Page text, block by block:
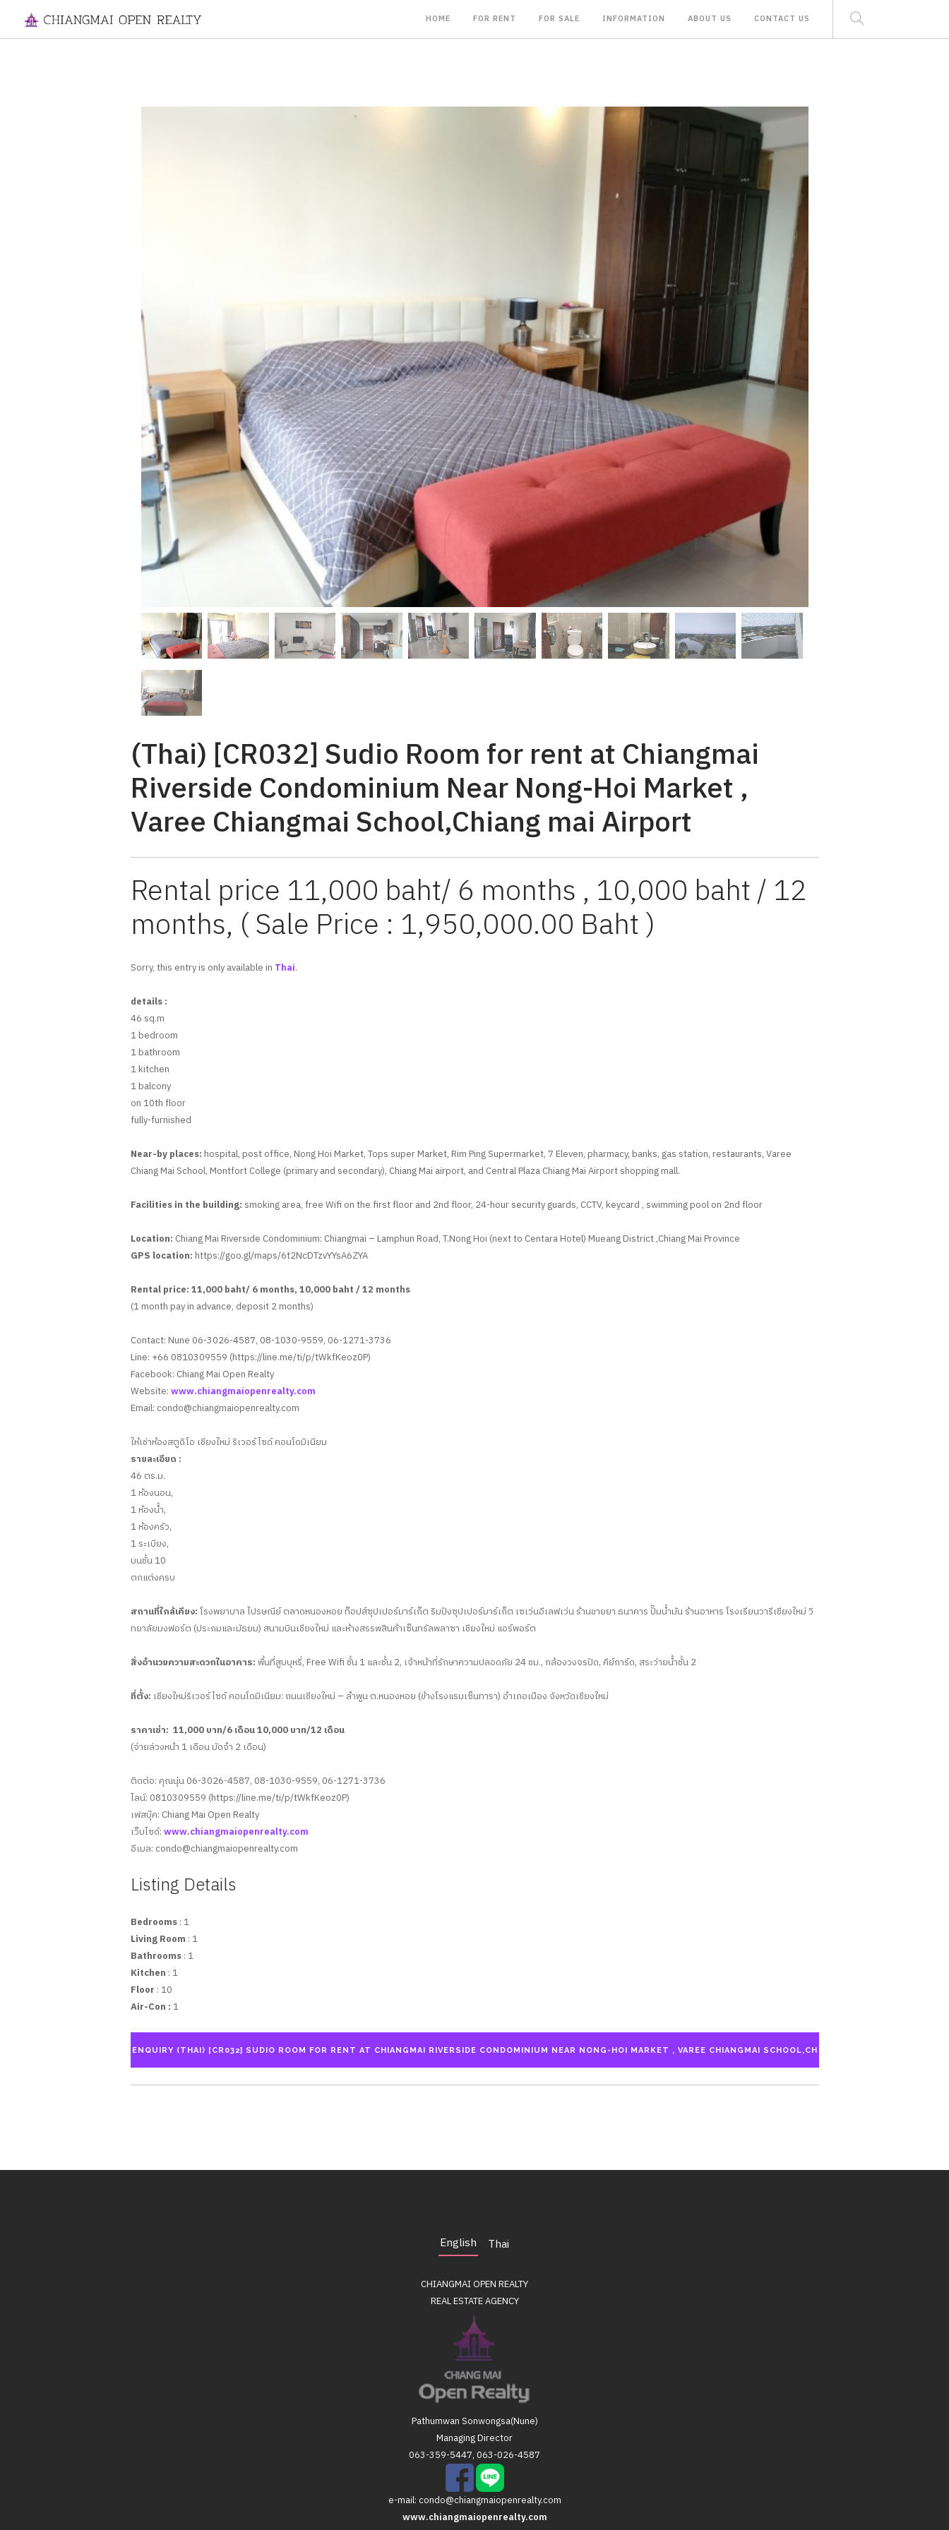
HOME FOR RENT FOR SALE INFORMATION ABOUT US CONTACT US
(Thai) [CR032] Sudio Room for rent at Chiangmai
Riverside Condominium Near Nong-Hoi Market ,
Varee Chiangmai School,Chiang mai Airport
Rental price 11,000 baht/ 6 months , 10,000 baht / 12
months, ( Sale Price : 1,950,000.00 Baht )
Sorry, this entry is only available in Thai.
details :
46 sq.m
1 bedroom
1 bathroom
1 kitchen
1 balcony
on 10th floor
fully-furnished
Near-by places:hospital, post office, Nong Hoi Market, Tops super Market, Rim Ping Supermarket, 7 Eleven, pharmacy, banks, gas station, restaurants, Varee
Chiang Mai School, Montfort College (primary and secondary), Chiang Mai airport, and Central Plaza Chiang Mai Airport shopping mall.
Facilities in the building: smoking area, free Wifi on the first floor and 2nd floor, 24-hour security guards, CCTV, keycard , swimming pool on 2nd floor
Location: Chiang Mai Riverside Condominium: Chiangmai – Lamphun Road, T.Nong Hoi (next to Centara Hotel) Mueang District ,Chiang Mai Province
GPS location:https://goo.gl/maps/6t2NcDTzvYYsA6ZYA
Rental price: 11,000 baht/ 6 months, 10,000 baht / 12 months
(1 month pay in advance, deposit 2 months)
Contact: Nune 06-3026-4587, 08-1030-9559, 06-1271-3736
Line: +66 0810309559 (https://line.me/ti/p/tWkfKeoz0P)
Facebook: Chiang Mai Open Realty
Website:www.chiangmaiopenrealty.com
Email: condo@chiangmaiopenrealty.com
ให้เช่าห้องสตูดิโอ เชียงใหม่ ริเวอร์ไซด์ คอนโดมิเนียม
รายละเอียด :
46 ตร.ม.
1 ห้องนอน,
1 ห้องน้ำ,
1 ห้องครัว,
1 ระเบียง,
บนชั้น 10
ตกแต่งครบ
สถานที่ใกล้เคียง:โรงพยาบาล ไปรษณีย์ ตลาดหนองหอย ท็อปส์ซุปเปอร์มาร์เก็ต ริมปิงซุปเปอร์มาร์เก็ต เซเว่นอีเลฟเว่น ร้านขายยา ธนาคาร ปั๊มน้ำมัน ร้านอาหาร โรงเรียนวารีเชียงใหม่ วิ
ทยาลัยมงฟอร์ต (ประถมและมัธยม) สนามบินเชียงใหม่ และห้างสรรพสินค้าเซ็นทรัลพลาซา เชียงใหม่ แอร์พอร์ต
สิ่งอำนวยความสะดวกในอาคาร: พื้นที่สูบบุหรี่, Free Wifi ชั้น 1 และชั้น 2, เจ้าหน้าที่รักษาความปลอดภัย 24 ชม., กล้องวงจรปิด, คีย์การ์ด, สระว่ายน้ำชั้น 2
ที่ตั้ง: เชียงใหม่ริเวอร์ไซด์ คอนโดมิเนียม: ถนนเชียงใหม่ – ลำพูน ต.หนองหอย (ข้างโรงแรมเซ็นทารา) อำเภอเมือง จังหวัดเชียงใหม่
ราคาเช่า: 11,000 บาท/6 เดือน 10,000 บาท/12 เดือน
(จ่ายล่วงหน้า 1 เดือน มัดจำ 2 เดือน)
ติดต่อ: คุณนุ่น 06-3026-4587, 08-1030-9559, 06-1271-3736
ไลน์: 0810309559 (https://line.me/ti/p/tWkfKeoz0P)
เฟสบุ๊ค: Chiang Mai Open Realty
เว็บไซด์:www.chiangmaiopenrealty.com
อีเมล: condo@chiangmaiopenrealty.com
Listing Details
Bedrooms: 1
Living Room : 1
Bathrooms: 1
Kitchen : 1
Floor : 10
Air-Con : 1
English Thai
CHIANGMAI OPEN REALTY
REAL ESTATE AGENCY
Pathumwan Sonwongsa(Nune)
Managing Director
063-359-5447, 063-026-4587
e-mail:condo@chiangmaiopenrealty.com
www.chiangmaiopenrealty.com